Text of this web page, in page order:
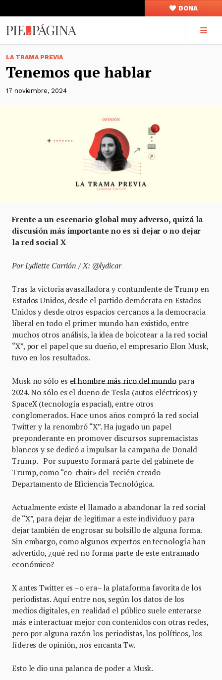
DONA
LA TRAMA PREVIA
Tenemos que hablar
17 noviembre, 2024
Frente a un escenario global muy adverso, quizá la
discusión más importante no es si dejar o no dejar
la red social X
Por Lydiette Carrión / X: @lydicar
Tras la victoria avasalladora y contundente de Trump en
Estados Unidos, desde el partido demócrata en Estados
Unidos y desde otros espacios cercanos a la democracia
liberal en todo el primer mundo han existido, entre
muchos otros análisis, la idea de boicotear a la red social
“X”, por el papel que su dueño, el empresario Elon Musk,
tuvo en los resultados.
Musk no sólo es el hombre más rico del mundopara
2024. No sólo es el dueño de Tesla (autos eléctricos) y
SpaceX (tecnología espacial), entre otros
conglomerados. Hace unos años compró la red social
Twitter y la renombró “X”. Ha jugado un papel
preponderante en promover discursos supremacistas
blancos y se dedicó a impulsar la campaña de Donald
Trump. Por supuesto formará parte del gabinete de
Trump, como “co-chair» del recién creado
Departamento de Eficiencia Tecnológica.
Actualmente existe el llamado a abandonar la red social
de “X”, para dejar de legitimar a este individuo y para
dejar también de engrosar su bolsillo de alguna forma.
Sin embargo, como algunos expertos en tecnología han
advertido, ¿qué red no forma parte de este entramado
económico?
X antes Twitter es –o era– la plataforma favorita de los
periodistas. Aquí entre nos, según los datos de los
medios digitales, en realidad el público suele enterarse
más e interactuar mejor con contenidos con otras redes,
pero por alguna razón los periodistas, los políticos, los
líderes de opinión, nos encanta Tw.
Esto le dio una palanca de poder a Musk.